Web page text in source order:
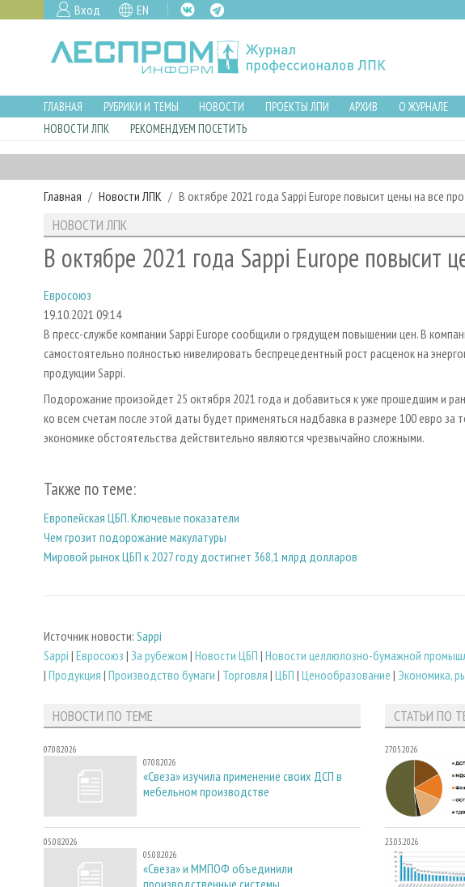
Вход EN
ГЛАВНАЯ РУБРИКИ И ТЕМЫ НОВОСТИ ПРОЕКТЫ ЛПИ АРХИВ О ЖУРНАЛЕ
НОВОСТИ ЛПК
РЕКОМЕНДУЕМ ПОСЕТИТЬ
Главная Новости ЛПК В октябре 2021 года Sappi Europe повысит цены на все
НОВОСТИ ЛПК
В октябре 2021 года Sappi Europe повысит
Евросоюз
19.10.2021 09:14
В пресс-службе компании Sappi Europe сообщили о грядущем повышении цен. В
самостоятельно полностью нивелировать беспрецедентный рост расценок на
продукции Sappi.
Подорожание произойдет 25 октября 2021 года и добавиться к уже прошедшим и
ко всем счетам после этой даты будет применяться надбавка в размере 100 евро за
экономике обстоятельства действительно являются чрезвычайно сложными.
Также по теме:
Европейская ЦБП. Ключевые показатели
Чем грозит подорожание макулатуры
Мировой рынок ЦБП к 2027 году достигнет 368,1 млрд долларов
Источник новости: Sappi
Sappi | Евросоюз | За рубежом | Новости ЦБП | Новости целлюлозно-бумажной
| Продукция | Производство бумаги | Торговля | ЦБП | Ценообразование | Экономика,
НОВОСТИ ПО ТЕМЕ
07.08.2026
07.08.2026
«Свеза» изучила применение своих ДСП в
мебельном производстве
05.08.2026
05.08.2026
«Свеза» и ММПОФ объединили
СТАТЬИ ПО
27.05.2026
23.03.2026